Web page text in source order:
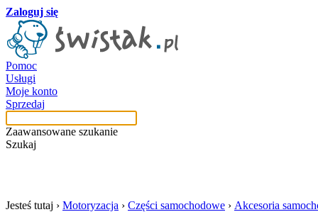
Zaloguj się
Pomoc
Usługi
Moje konto
Sprzedaj
Zaawansowane szukanie
Szukaj
Jesteś tutaj › Motoryzacja › Części samochodowe › Akcesoria